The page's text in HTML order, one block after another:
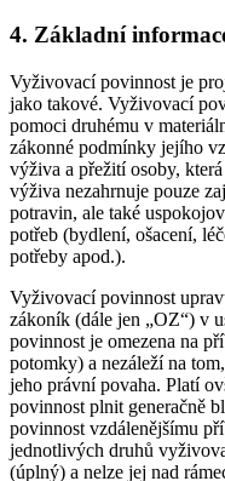
4. Základní
Vyživovací povinnost je
jako takové. Vyživovací
pomoci druhému v
zákonné podmínky jejího
výživa a přežití osoby,
výživa nezahrnuje pouze
potravin, ale také
potřeb (bydlení, ošacení,
potřeby apod.).
Vyživovací povinnost
zákoník (dále jen „OZ“) v
povinnost je omezena na
potomky) a nezáleží na
jeho právní povaha. Platí
povinnost plnit generačně
povinnost vzdálenějšímu
jednotlivých druhů
(úplný) a nelze jej nad